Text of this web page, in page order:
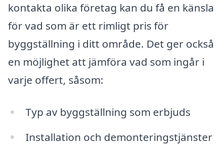
kontakta olika företag kan du få en känsla
för vad som är ett rimligt pris för
byggställning i ditt område. Det ger också
en möjlighet att jämföra vad som ingår i
varje offert, såsom:
Typ av byggställning som erbjuds
Installation och demonteringstjänster